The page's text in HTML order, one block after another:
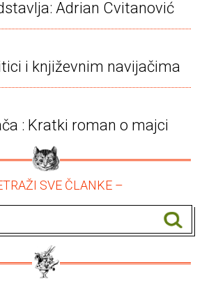
Adrian Cvitanović
i književnim navijačima
: Kratki roman o majci
SVE ČLANKE –